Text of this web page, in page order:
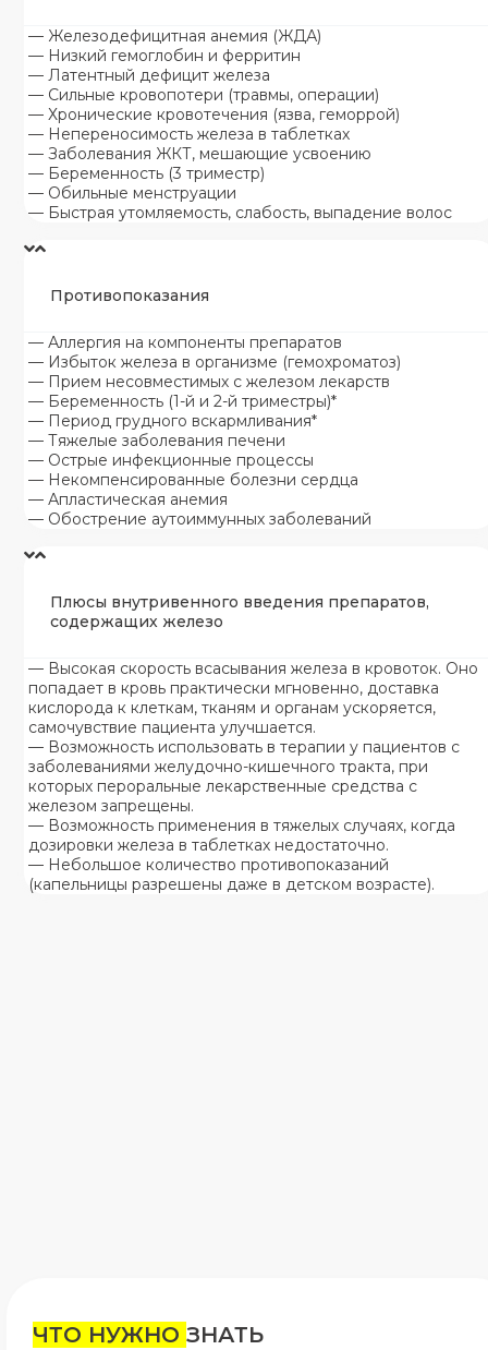
— Железодефицитная анемия (ЖДА)
— Низкий гемоглобин и ферритин
— Латентный дефицит железа
— Сильные кровопотери (травмы, операции)
— Хронические кровотечения (язва, геморрой)
— Непереносимость железа в таблетках
— Заболевания ЖКТ, мешающие усвоению
— Беременность (3 триместр)
— Обильные менструации
— Быстрая утомляемость, слабость, выпадение волос
Противопоказания
— Аллергия на компоненты препаратов
— Избыток железа в организме (гемохроматоз)
— Прием несовместимых с железом лекарств
— Беременность (1-й и 2-й триместры)*
— Период грудного вскармливания*
— Тяжелые заболевания печени
— Острые инфекционные процессы
— Некомпенсированные болезни сердца
— Апластическая анемия
— Обострение аутоиммунных заболеваний
Плюсы внутривенного введения препаратов,
содержащих железо
— Высокая скорость всасывания железа в кровоток. Оно
попадает в кровь практически мгновенно, доставка
кислорода к клеткам, тканям и органам ускоряется,
самочувствие пациента улучшается.
— Возможность использовать в терапии у пациентов с
заболеваниями желудочно-кишечного тракта, при
которых пероральные лекарственные средства с
железом запрещены.
— Возможность применения в тяжелых случаях, когда
дозировки железа в таблетках недостаточно.
— Небольшое количество противопоказаний
(капельницы разрешены даже в детском возрасте).
ЧТО НУЖНО ЗНАТЬ